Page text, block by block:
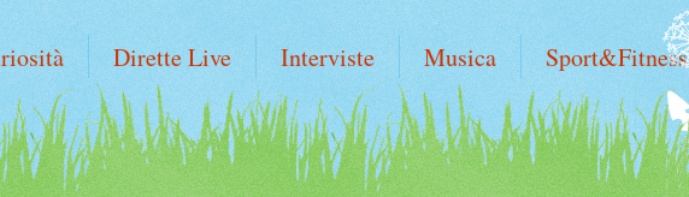
Dirette Live Interviste Musica Sport&Fitness